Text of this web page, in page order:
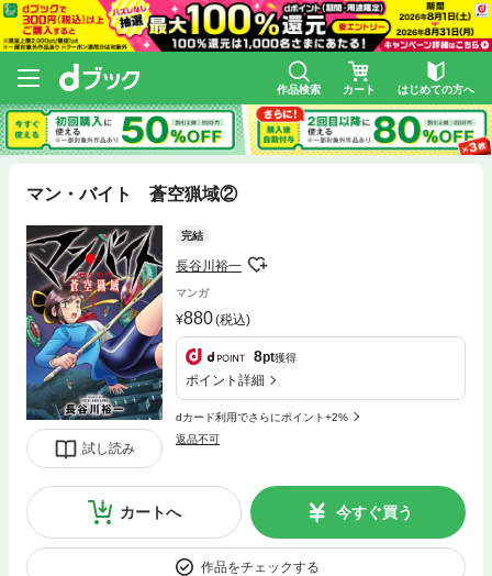
作品検索 カート はじめての方へ
マン・バイト 蒼空猟域②
試し読み
完結
長谷川裕一
マンガ
880(税込)
8pt獲得
ポイント詳細
dカード利用でさらにポイント+2%
返品不可
カートへ 今すぐ買う
作品をチェックする